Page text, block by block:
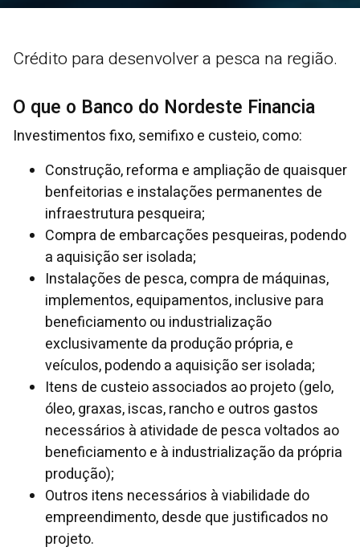
Crédito para desenvolver a pesca na região.
O que o Banco do Nordeste Financia
Investimentos fixo, semifixo e custeio, como:
Construção, reforma e ampliação de quaisquer
benfeitorias e instalações permanentes de
infraestrutura pesqueira;
Compra de embarcações pesqueiras, podendo
a aquisição ser isolada;
Instalações de pesca, compra de máquinas,
implementos, equipamentos, inclusive para
beneficiamento ou industrialização
exclusivamente da produção própria, e
veículos, podendo a aquisição ser isolada;
Itens de custeio associados ao projeto (gelo,
óleo, graxas, iscas, rancho e outros gastos
necessários à atividade de pesca voltados ao
beneficiamento e à industrialização da própria
produção);
Outros itens necessários à viabilidade do
empreendimento, desde que justificados no
projeto.